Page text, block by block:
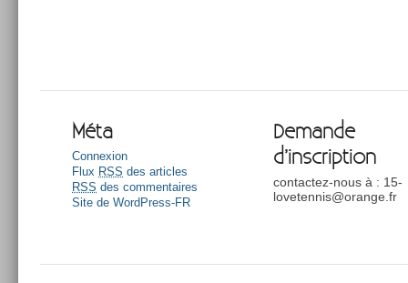
Méta
Connexion
Flux RSS des articles
RSS des commentaires
Site de WordPress-FR
Demande
d’inscription
contactez-nous à : 15-
lovetennis@orange.fr